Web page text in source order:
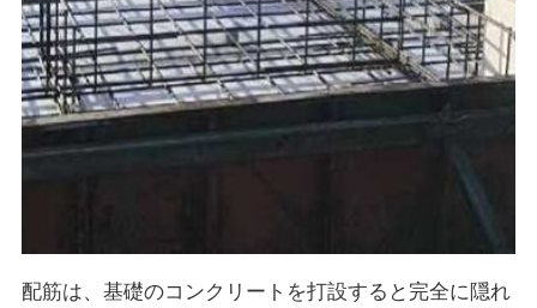
配筋は、基礎のコンクリートを打設すると完全に隠れ